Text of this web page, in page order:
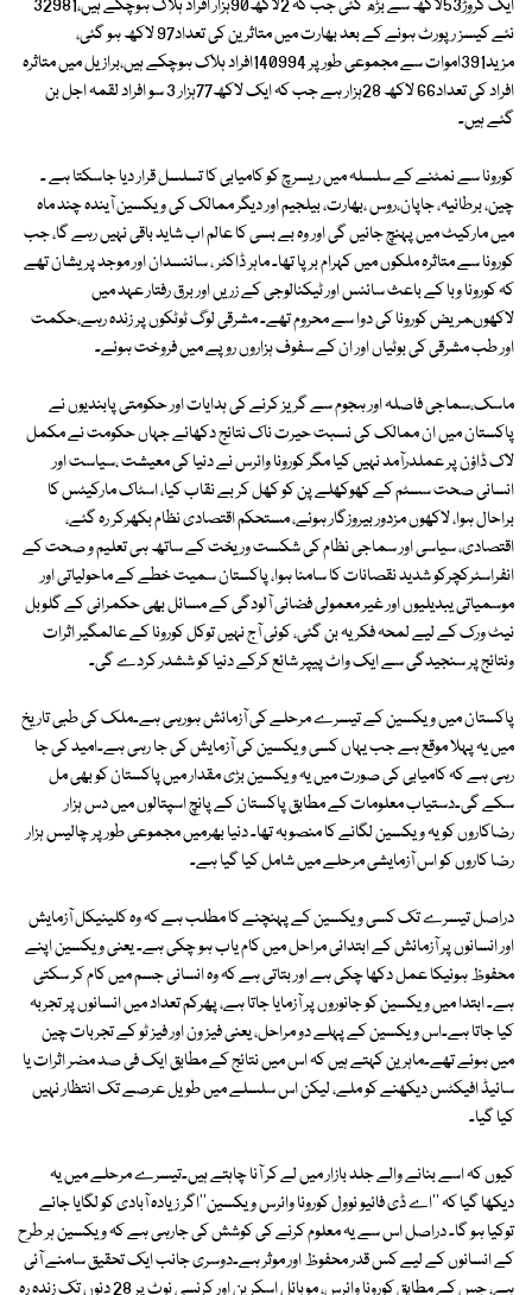
ایک کروڑ53لاکھ سے بڑھ گئی جب کہ 2لاکھ90ہزار افراد ہلاک ہوچکے ہیں،32981
نئے کیسز رپورٹ ہونے کے بعد بھارت میں متاثرین کی تعداد97 لاکھ ہو گئی،
مزید391اموات سے مجموعی طور پر 140994افراد ہلاک ہوچکے ہیں،برازیل میں متاثرہ
افراد کی تعداد66 لاکھ 28ہزار ہے جب کہ ایک لاکھ77ہزار 3 سو افراد لقمہ اجل بن
گئے ہیں۔
کورونا سے نمٹنے کے سلسلہ میں ریسرچ کو کامیابی کا تسلسل قرار دیا جاسکتا ہے ۔
چین، برطانیہ، جاپان،روس ،بھارت، بیلجیم اور دیگر ممالک کی ویکسین آیندہ چند ماہ
میں مارکیٹ میں پہنچ جائیں گی اور وہ بے بسی کا عالم اب شاید باقی نہیں رہے گا، جب
کورونا سے متاثرہ ملکوں میں کہرام برپا تھا۔ ماہر ڈاکٹر ، سائنسدان اور موجد پریشان تھے
کہ کورونا وبا کے باعث سائنس اور ٹیکنالوجی کے زریں اور برق رفتار عہد میں
لاکھوںمریض کورونا کی دوا سے محروم تھے۔ مشرقی لوگ ٹوٹکوں پر زندہ رہے،حکمت
اور طب مشرقی کی بوٹیاں اور ان کے سفوف ہزاروں روپے میں فروخت ہوئے۔
ماسک،سماجی فاصلہ اور ہجوم سے گریز کرنے کی ہدایات اور حکومتی پابندیوں نے
پاکستان میں ان ممالک کی نسبت حیرت ناک نتائج دکھائے جہاں حکومت نے مکمل
لاک ڈاؤن پر عملدرآمد نہیں کیا مگر کورونا وائرس نے دنیا کی معیشت ،سیاست اور
انسانی صحت سسٹم کے کھوکھلے پن کو کھل کر بے نقاب کیا، اسٹاک مارکیٹس کا
براحال ہوا، لاکھوں مزدور بیروزگار ہوئے، مستحکم اقتصادی نظام بکھرکر رہ گئے،
اقتصادی، سیاسی اور سماجی نظام کی شکست وریخت کے ساتھ ہی تعلیم و صحت کے
انفراسٹرکچرکو شدید نقصانات کا سامنا ہوا، پاکستان سمیت خطے کے ماحولیاتی اور
موسمیاتی یبدیلیوں اور غیر معمولی فضائی آلودگی کے مسائل بھی حکمرانی کے گلوبل
نیٹ ورک کے لیے لمحہ فکریہ بن گئی، کوئی آج نہیں توکل کورونا کے عالمگیر اثرات
ونتائج پر سنجیدگی سے ایک واٹ پیپر شائع کرکے دنیا کو ششدر کردے گی۔
پاکستان میں ویکسین کے تیسرے مرحلے کی آزمائش ہورہی ہے۔ملک کی طبی تاریخ
میں یہ پہلا موقع ہے جب یہاں کسی ویکسین کی آزمایش کی جا رہی ہے۔امید کی جا
رہی ہے کہ کامیابی کی صورت میں یہ ویکسین بڑی مقدار میں پاکستان کو بھی مل
سکے گی۔دستیاب معلومات کے مطابق پاکستان کے پانچ اسپتالوں میں دس ہزار
رضاکاروں کو یہ ویکسین لگانے کا منصوبہ تھا۔ دنیا بھرمیں مجموعی طور پر چالیس ہزار
رضا کاروں کو اس آزمایشی مرحلے میں شامل کیا گیا ہے۔
دراصل تیسرے تک کسی ویکسین کے پہنچنے کا مطلب ہے کہ وہ کلینیکل آزمایش
اور انسانوں پر آزمائش کے ابتدائی مراحل میں کام یاب ہو چکی ہے۔ یعنی ویکسین اپنے
محفوظ ہونیکا عمل دکھا چکی ہے اور بتاتی ہے کہ وہ انسانی جسم میں کام کر سکتی
ہے۔ ابتدا میں ویکسین کو جانوروں پر آزمایا جاتا ہے، پھرکم تعداد میں انسانوں پر تجربہ
کیا جاتا ہے۔اس ویکسین کے پہلے دو مراحل، یعنی فیز ون اور فیز ٹو کے تجربات چین
میں ہوئے تھے۔ماہرین کہتے ہیں کہ اس میں نتائج کے مطابق ایک فی صد مضر اثرات یا
سائیڈ افیکٹس دیکھنے کو ملے، لیکن اس سلسلے میں طویل عرصے تک انتظار نہیں
کیا گیا۔
کیوں کہ اسے بنانے والے جلد بازار میں لے کر آنا چاہتے ہیں۔تیسرے مرحلے میں یہ
دیکھا گیا کہ ''اے ڈی فائیو نوول کورونا وائرس ویکسین''اگر زیادہ آبادی کو لگایا جائے
توکیا ہو گا۔ دراصل اس سے یہ معلوم کرنے کی کوشش کی جارہی ہے کہ ویکسین ہر طرح
کے انسانوں کے لیے کس قدر محفوظ اور موثر ہے۔دوسری جانب ایک تحقیق سامنے آئی
ہے، جس کے مطابق کورونا وائرس، موبائل اسکرین اور کرنسی نوٹ پر 28 دنوں تک زندہ رہ